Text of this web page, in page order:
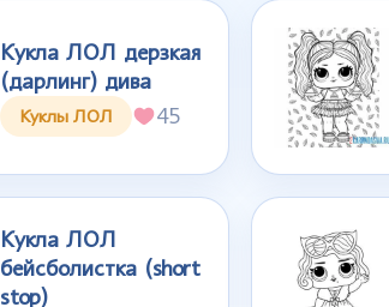
Кукла ЛОЛ дерзкая
(дарлинг) дива
Куклы ЛОЛ 45
Кукла ЛОЛ
бейсболистка (short
stop)